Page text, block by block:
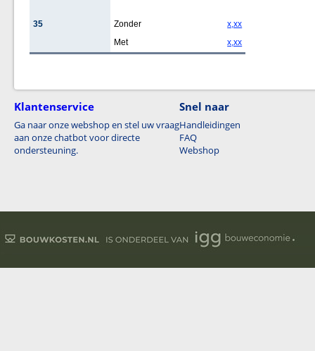
35 Zonder
x,xx
Met
x,xx
Klantenservice
Ga naar onze webshop en stel uw vraag
aan onze chatbot voor directe
ondersteuning.
Snel naar
Handleidingen
FAQ
Webshop